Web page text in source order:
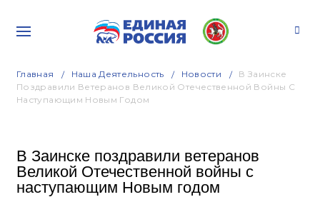
Главная Наша Деятельность Новости
В Заинске
Поздравили Ветеранов Великой Отечественной Войны С
Наступающим Новым Годом
В Заинске поздравили ветеранов
Великой Отечественной войны с
наступающим Новым годом